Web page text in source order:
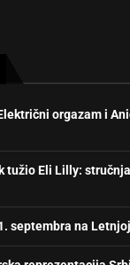
orgazam i
tužio Eli Lilly:
septembra na